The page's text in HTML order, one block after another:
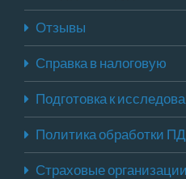
Отзывы
Справка в налоговую
Подготовка к
Политика обработки
Страховые